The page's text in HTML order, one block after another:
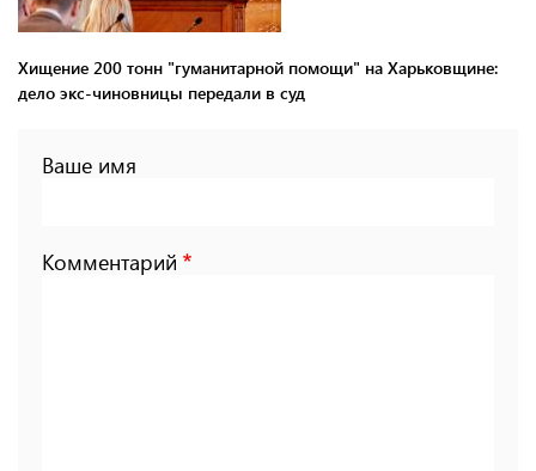
Хищение 200 тонн "гуманитарной помощи" на Харьковщине:
дело экс-чиновницы передали в суд
Ваше имя
Комментарий